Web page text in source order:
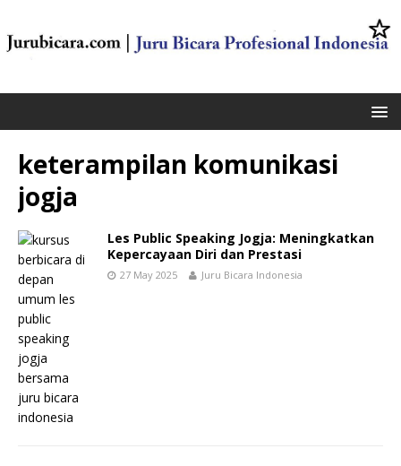
keterampilan komunikasi
jogja
Les Public Speaking Jogja: Meningkatkan
Kepercayaan Diri dan Prestasi
27 May 2025 Juru Bicara Indonesia